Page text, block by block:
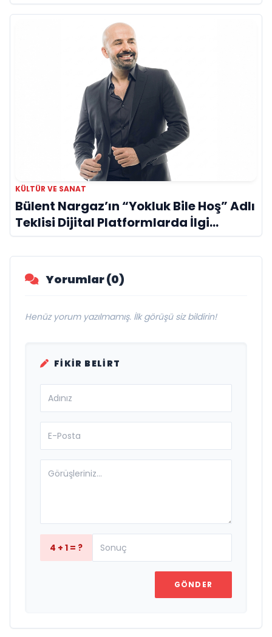
KÜLTÜR VE SANAT
Bülent Nargaz’ın “Yokluk Bile Hoş” Adlı
Teklisi Dijital Platformlarda İlgi
Görmeye Devam Ediyor
Yorumlar (0)
Henüz yorum yazılmamış. İlk görüşü siz bildirin!
FIKIR BELIRT
4 + 1 = ?
GÖNDER